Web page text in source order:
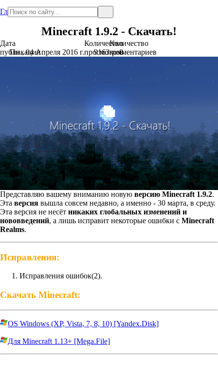
Главная
Minecraft 1.9.2 - Скачать!
Дата
публикации
Пн., 04 Апреля 2016 г.
Количество
просмотров
9163
Количество
комментариев
0
Представляю вашему вниманию новую версию Minecraft 1.9.2.
Эта версия вышла совсем недавно, а именно - 30 марта, в среду.
Эта версия не несёт никаких глобальных изменений и
нововведений, а лишь исправит некоторые ошибки с Minecraft
Realms.
Исправления:
Исправления ошибок(2).
Скачать Minecraft:
OS Windows (XP, Vista, 7, 8, 10) [Yandex.Disk]
Для Minecraft 1.13+ [Mega.File]